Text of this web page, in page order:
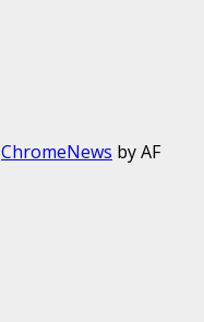
ChromeNews by AF